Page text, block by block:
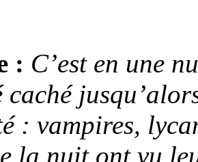
: C’est en une
caché
: vampires,
la nuit ont vu